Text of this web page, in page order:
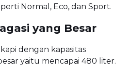
Normal, Eco, dan Sport.
yang Besar
dengan kapasitas
yaitu mencapai 480 liter.